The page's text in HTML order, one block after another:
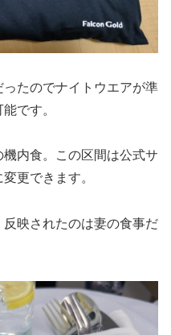
たのでナイトウエアが準
です。
内食。この区間は公式サ
更できます。
映されたのは妻の食事だ